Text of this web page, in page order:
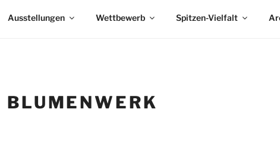
Ausstellungen Wettbewerb Spitzen-Vielfalt
BLUMENWERK